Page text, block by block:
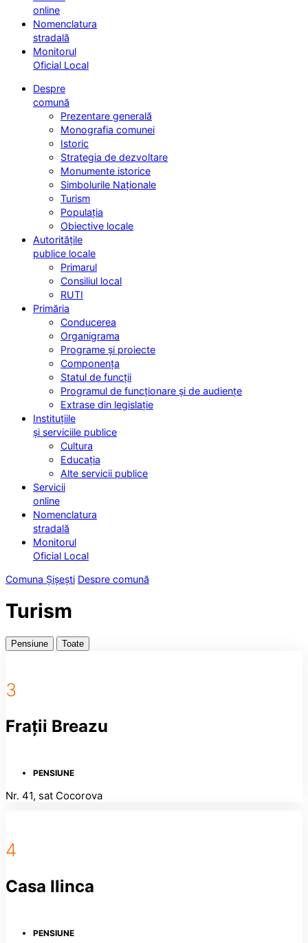
online
Nomenclatura
stradală
Monitorul
Oficial Local
Despre
comună
Prezentare generală
Monografia comunei
Istoric
Strategia de dezvoltare
Monumente istorice
Simbolurile Naționale
Turism
Populația
Obiective locale
Autoritățile
publice locale
Primarul
Consiliul local
RUTI
Primăria
Conducerea
Organigrama
Programe și proiecte
Componența
Statul de funcții
Programul de funcționare și de audiențe
Extrase din legislație
Instituțiile
și serviciile publice
Cultura
Educația
Alte servicii publice
Servicii
online
Nomenclatura
stradală
Monitorul
Oficial Local
Comuna Șișești Despre comună
Turism
Pensiune Toate
3
Frații Breazu
PENSIUNE
Nr. 41, sat Cocorova
4
Casa Ilinca
PENSIUNE